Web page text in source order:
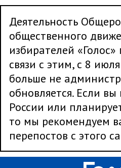
Деятельность
общественного
избирателей
связи с этим, с 8
больше не
обновляется. Если вы
России или
то мы рекомендуем
перепостов с этого